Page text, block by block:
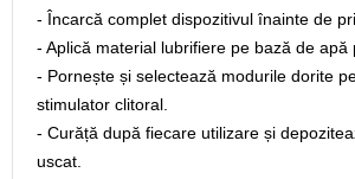
- Încarcă complet dispozitivul înainte de
- Aplică material lubrifiere pe bază de apă
- Pornește și selectează modurile dorite
stimulator clitoral.
- Curăță după fiecare utilizare și
uscat.